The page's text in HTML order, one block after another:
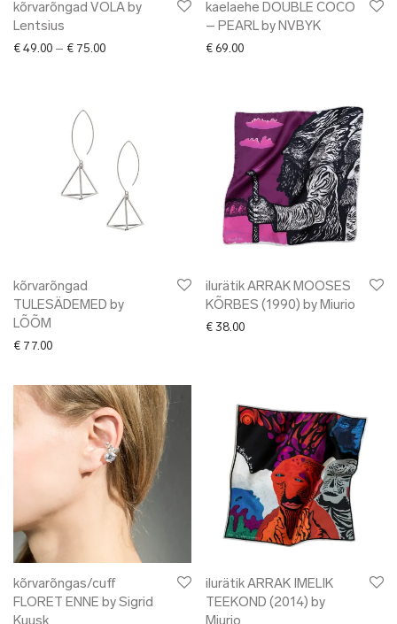
kõrvarõngad VOLA by
Lentsius
€ 49.00 – € 75.00Price range: € 49.00 through € 75.00
kaelaehe DOUBLE COCO
– PEARL by NVBYK
€ 69.00
kõrvarõngad
TULESÄDEMED by
LÕÕM
€ 77.00
ilurätik ARRAK MOOSES
KÕRBES (1990) by Miurio
€ 38.00
kõrvarõngas/cuff
FLORET ENNE by Sigrid
ilurätik ARRAK IMELIK
TEEKOND (2014) by